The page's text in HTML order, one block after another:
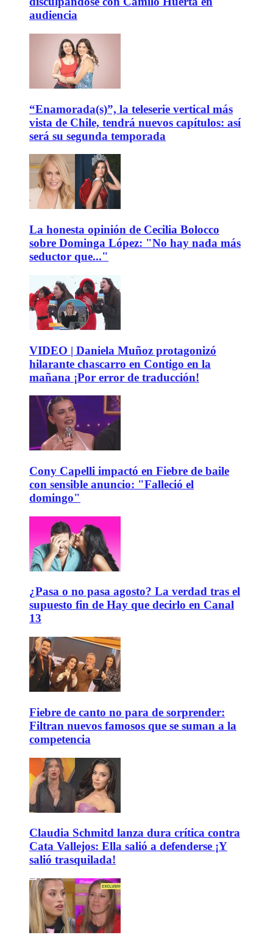
audiencia
“Enamorada(s)”, la teleserie vertical más
vista de Chile, tendrá nuevos capítulos: así
será su segunda temporada
La honesta opinión de Cecilia Bolocco
sobre Dominga López: "No hay nada más
seductor que..."
VIDEO | Daniela Muñoz protagonizó
hilarante chascarro en Contigo en la
mañana ¡Por error de traducción!
Cony Capelli impactó en Fiebre de baile
con sensible anuncio: "Falleció el
domingo"
¿Pasa o no pasa agosto? La verdad tras el
supuesto fin de Hay que decirlo en Canal
13
Fiebre de canto no para de sorprender:
Filtran nuevos famosos que se suman a la
competencia
Claudia Schmitd lanza dura crítica contra
Cata Vallejos: Ella salió a defenderse ¡Y
salió trasquilada!